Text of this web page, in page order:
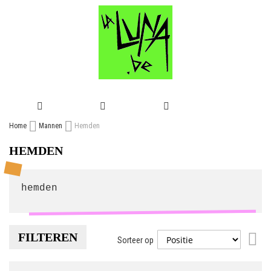
GA
DE
INHOUD
Home Mannen Hemden
HEMDEN
hemden
Sorteer op
FILTEREN